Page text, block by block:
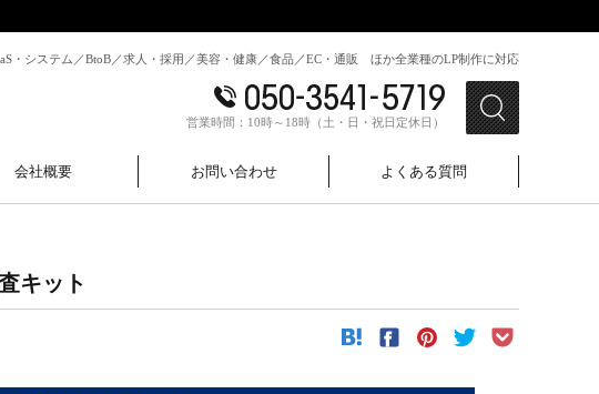
・システム／BtoB／求人・採用／美容・健康／食品／EC・通販 ほか全業種のLP制作に対応
営業時間：10時～18時（土・日・祝日定休日）
会社概要 お問い合わせ よくある質問
キット